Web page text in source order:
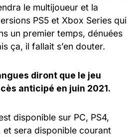
le multijoueur et la
PS5 et Xbox Series qui
un premier temps, dénuées
ça, il fallait s’en douter.
diront que le jeu
anticipé en juin 2021.
disponible sur PC, PS4,
et sera disponible courant